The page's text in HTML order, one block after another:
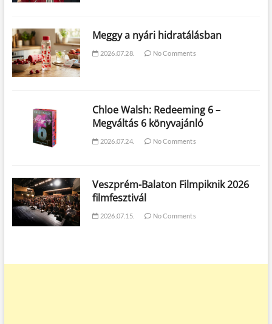
Meggy a nyári hidratálásban
2026.07.28. No Comments
Chloe Walsh: Redeeming 6 –
Megváltás 6 könyvajánló
2026.07.24. No Comments
Veszprém-Balaton Filmpiknik 2026
filmfesztivál
2026.07.15. No Comments